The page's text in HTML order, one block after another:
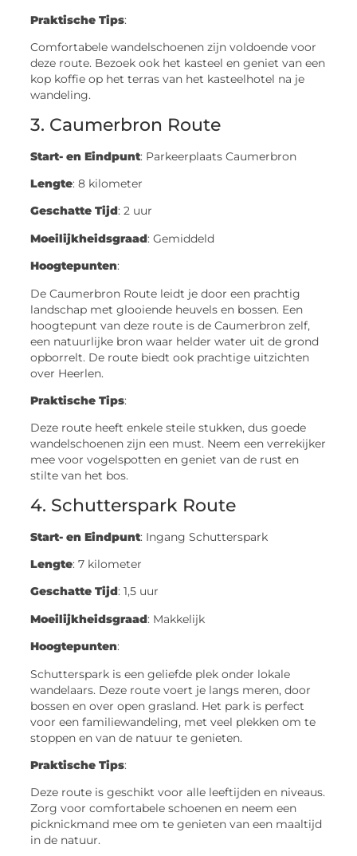
Praktische Tips:
Comfortabele wandelschoenen zijn voldoende voor
deze route. Bezoek ook het kasteel en geniet van een
kop koffie op het terras van het kasteelhotel na je
wandeling.
3. Caumerbron Route
Start- en Eindpunt: Parkeerplaats Caumerbron
Lengte: 8 kilometer
Geschatte Tijd: 2 uur
Moeilijkheidsgraad: Gemiddeld
Hoogtepunten:
De Caumerbron Route leidt je door een prachtig
landschap met glooiende heuvels en bossen. Een
hoogtepunt van deze route is de Caumerbron zelf,
een natuurlijke bron waar helder water uit de grond
opborrelt. De route biedt ook prachtige uitzichten
over Heerlen.
Praktische Tips:
Deze route heeft enkele steile stukken, dus goede
wandelschoenen zijn een must. Neem een verrekijker
mee voor vogelspotten en geniet van de rust en
stilte van het bos.
4. Schutterspark Route
Start- en Eindpunt: Ingang Schutterspark
Lengte: 7 kilometer
Geschatte Tijd: 1,5 uur
Moeilijkheidsgraad: Makkelijk
Hoogtepunten:
Schutterspark is een geliefde plek onder lokale
wandelaars. Deze route voert je langs meren, door
bossen en over open grasland. Het park is perfect
voor een familiewandeling, met veel plekken om te
stoppen en van de natuur te genieten.
Praktische Tips:
Deze route is geschikt voor alle leeftijden en niveaus.
Zorg voor comfortabele schoenen en neem een
picknickmand mee om te genieten van een maaltijd
in de natuur.